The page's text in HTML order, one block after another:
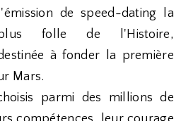
de speed-dating la
folle de l'Histoire,
à fonder la première
Mars.
parmi des millions de